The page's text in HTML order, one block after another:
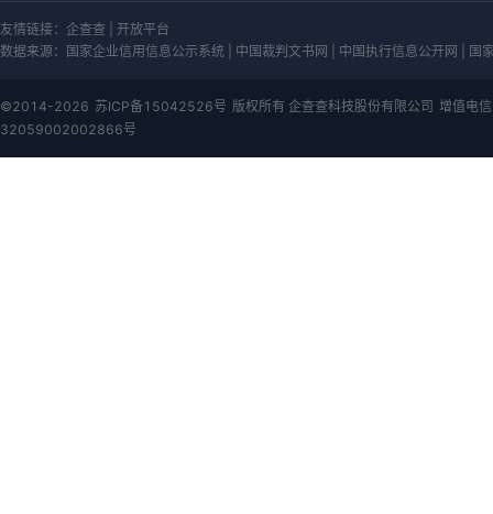
友情链接： 企查查
开放平台
数据来源：
国家企业信用信息公示系统 | 中国裁判文书网 | 中国执行信息公开网 | 国
©2014-2026 苏ICP备15042526号 版权所有 企查查科技股份有限公司 增值电
32059002002866号